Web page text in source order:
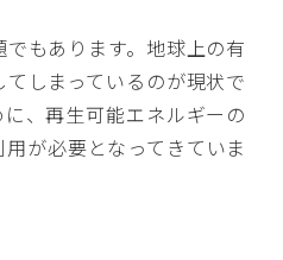
もあります。地球上の有
しまっているのが現状で
、再生可能エネルギーの
が必要となってきていま